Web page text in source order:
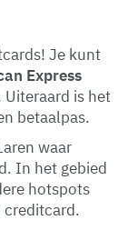
Je kunt
Express
is het
betaalpas.
waar
In het gebied
hotspots
creditcard.